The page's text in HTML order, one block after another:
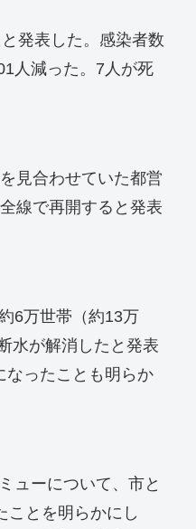
発表した。感染者数
人減った。7人が死
見合わせていた都営
線で再開すると発表
6万世帯（約13万
水が解消したと発表
なったことも明らか
ューについて、市と
ことを明らかにし